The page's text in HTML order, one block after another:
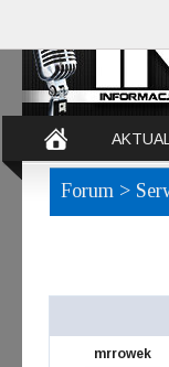
Forum >
mrrowek